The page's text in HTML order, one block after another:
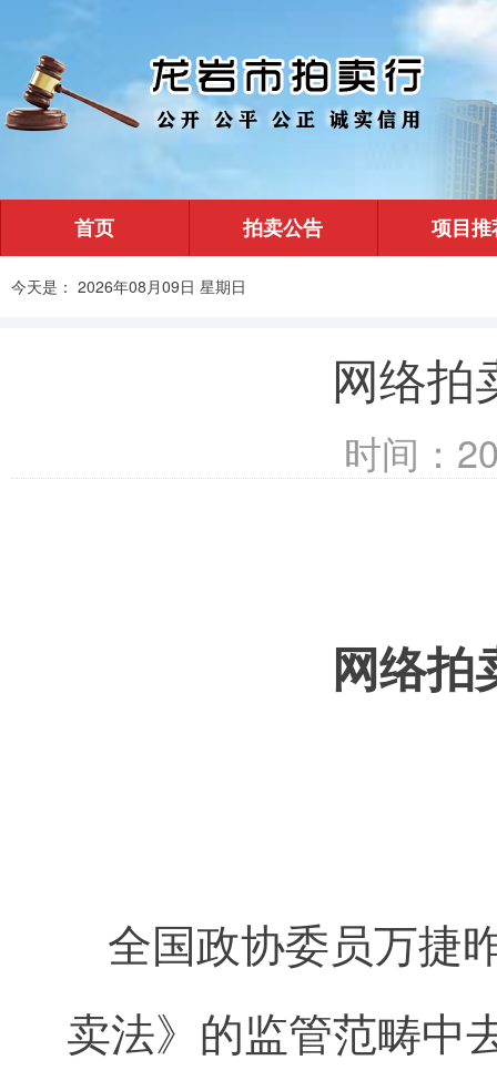
首页 拍卖公告 项目推
今天是： 2026年08月09日 星期日
网络拍
时间：
网络拍
全国政协委员万捷
卖法》的监管范畴中